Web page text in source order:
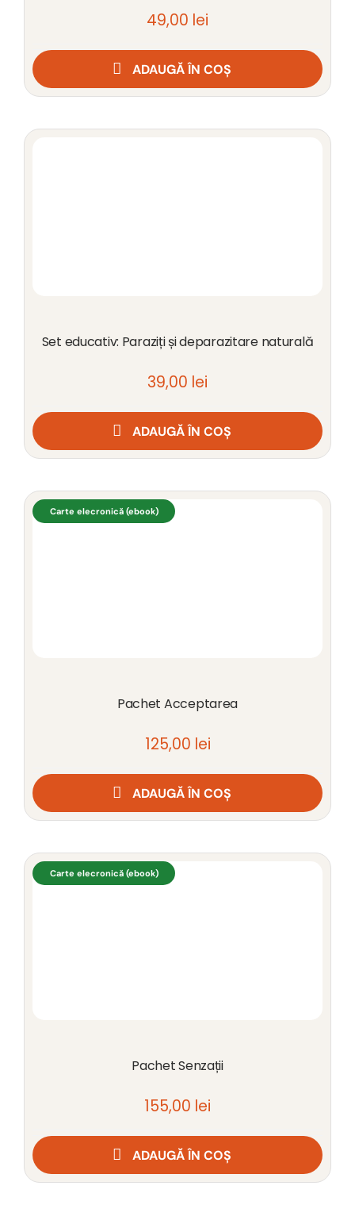
49,00 lei
ADAUGĂ ÎN COȘ
Set educativ: Paraziți și deparazitare naturală
39,00 lei
ADAUGĂ ÎN COȘ
Carte elecronică (ebook)
Pachet Acceptarea
125,00 lei
ADAUGĂ ÎN COȘ
Carte elecronică (ebook)
Pachet Senzații
155,00 lei
ADAUGĂ ÎN COȘ